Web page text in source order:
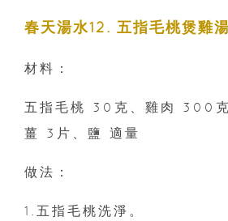
春天湯水12. 五指毛桃煲雞
材料：
五指毛桃 30克、雞肉 300克
薑 3片、鹽 適量
做法：
1.五指毛桃洗淨。